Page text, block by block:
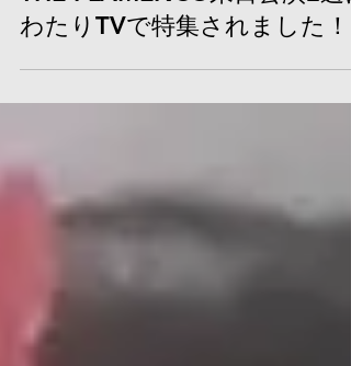
THE FLAMENCO来日公演2週
わたりTVで特集されました！